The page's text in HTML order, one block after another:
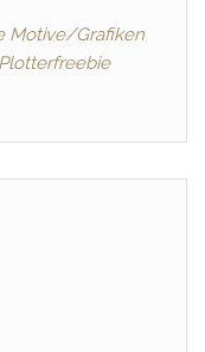
Motive/Grafiken
Plotterfreebie